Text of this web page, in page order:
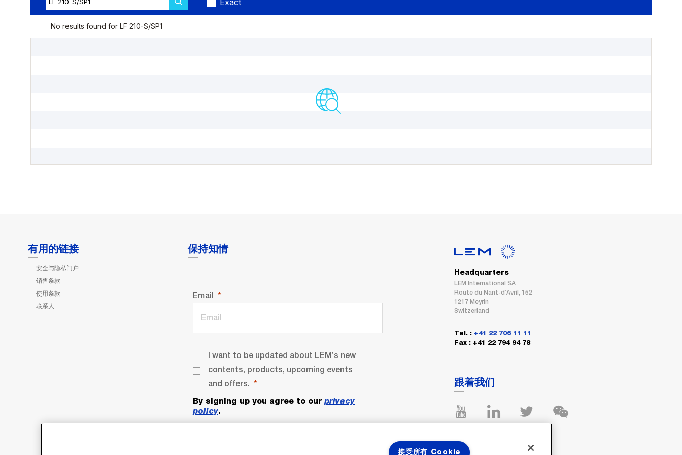
有用的链接
安全与隐私门户
销售条款
使用条款
联系人
保持知情
Email
I want to be updated about LEM’s new
contents, products, upcoming events
and offers.
By signing up you agree to our privacy
policy.
Headquarters
LEM International SA
Route du Nant-d’Avril, 152
1217 Meyrin
Switzerland
Tel. : +41 22 706 11 11
Fax : +41 22 794 94 78
跟着我们
接受所有 Cookie